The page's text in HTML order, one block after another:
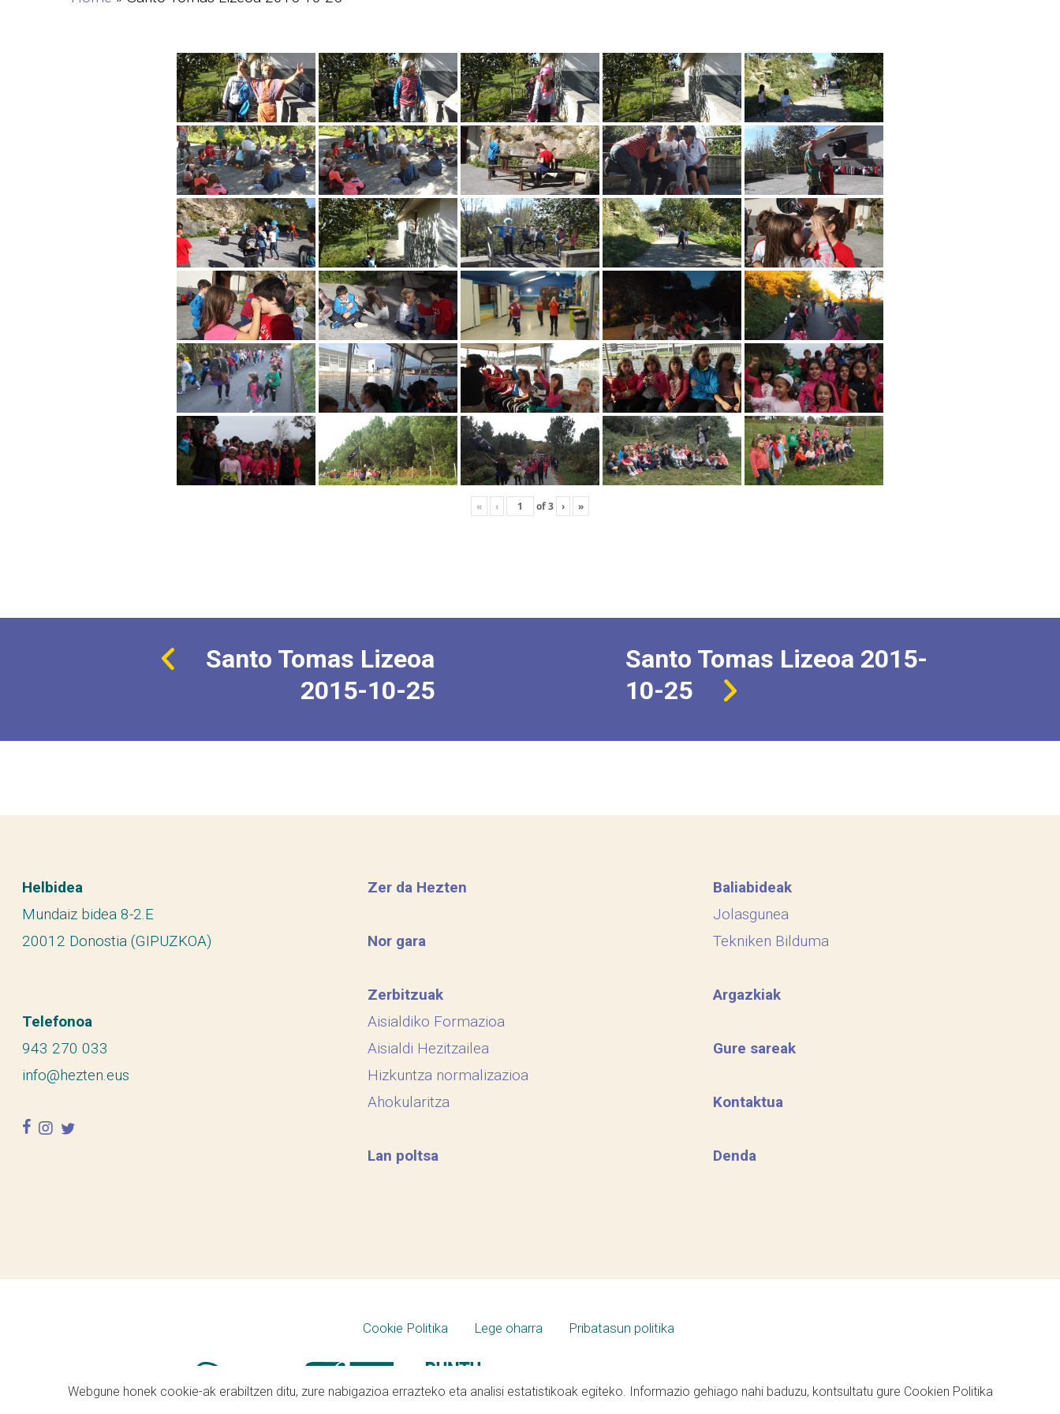
« ‹ of3 › »
Santo Tomas Lizeoa
2015-10-25
Santo Tomas Lizeoa 2015-
10-25
Helbidea
Mundaiz bidea 8-2.E
20012 Donostia (GIPUZKOA)
Telefonoa
943 270 033
info@hezten.eus
facebook
instagram
twitter
Zer da Hezten
Nor gara
Zerbitzuak
Aisialdiko Formazioa
Aisialdi Hezitzailea
Hizkuntza normalizazioa
Ahokularitza
Lan poltsa
Baliabideak
Jolasgunea
Tekniken Bilduma
Argazkiak
Gure sareak
Kontaktua
Denda
Cookie Politika Lege oharra Pribatasun politika
Webgune honek cookie-ak erabiltzen ditu, zure nabigazioa errazteko eta analisi estatistikoak egiteko. Informazio gehiago nahi baduzu, kontsultatu gure Cookien Politika